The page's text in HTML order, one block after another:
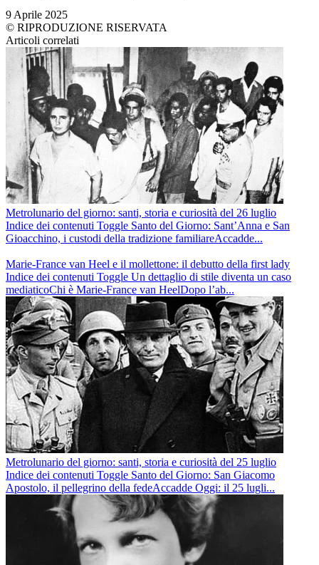
9 Aprile 2025
© RIPRODUZIONE RISERVATA
Articoli correlati
Metrolunario del giorno: santi, storia e curiosità del 26 luglio
Indice dei contenuti Toggle Santo del Giorno: Sant’Anna e San
Gioacchino, i custodi della tradizione familiareAccadde...
Marie-France van Heel e il mollettone: il debutto della first lady
Indice dei contenuti Toggle Un dettaglio di stile diventa un caso
mediaticoChi è Marie-France van HeelDopo l’ab...
Metrolunario del giorno: santi, storia e curiosità del 25 luglio
Indice dei contenuti Toggle Santo del Giorno: San Giacomo
Apostolo, il pellegrino della fedeAccadde Oggi: il 25 lugli...